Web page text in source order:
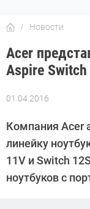
Новости
Acer
Aspire
01.04.2016
Автор:
Киреев
Компания Acer
линейку
11V и Switch
ноутбуков с